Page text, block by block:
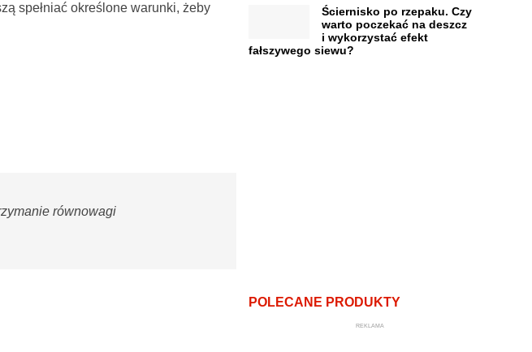
spełniać określone warunki, żeby
równowagi
Ściernisko po rzepaku. Czy
warto poczekać na deszcz
i wykorzystać efekt
fałszywego siewu?
POLECANE PRODUKTY
REKLAMA